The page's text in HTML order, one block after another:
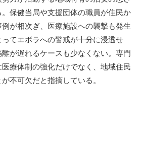
保健当局や支援団体の職員が住民か
が相次ぎ、医療施設への襲撃も発生
てエボラへの警戒が十分に浸透せ
が遅れるケースも少なくない。専門
療体制の強化だけでなく、地域住民
不可欠だと指摘している。